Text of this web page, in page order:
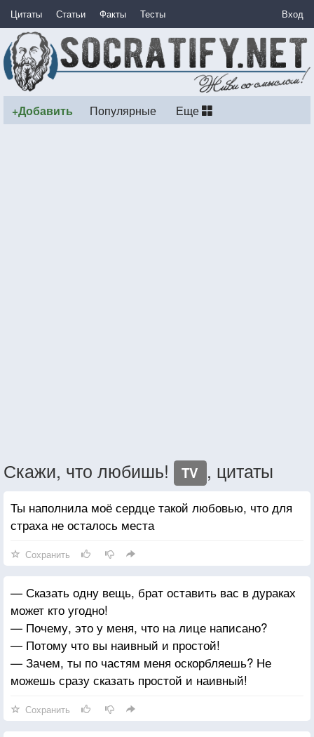
Цитаты Статьи Факты Тесты Вход
+Добавить Популярные Еще
Скажи, что любишь! TV , цитаты
Ты наполнила моё сердце такой любовью, что для
страха не осталось места
Сохранить
— Сказать одну вещь, брат оставить вас в дураках
может кто угодно!
— Почему, это у меня, что на лице написано?
— Потому что вы наивный и простой!
— Зачем, ты по частям меня оскорбляешь? Не
можешь сразу сказать простой и наивный!
Сохранить